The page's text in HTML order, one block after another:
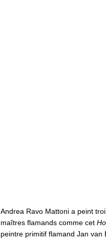
Andrea Ravo Mattoni a peint
maîtres flamands comme cet
peintre primitif flamand Jan